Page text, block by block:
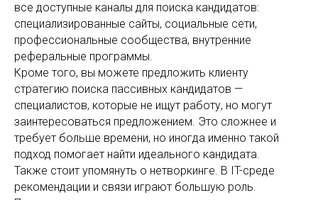
все доступные каналы для поиска кандидатов:
специализированные сайты, социальные сети,
профессиональные сообщества, внутренние
реферальные программы.
Кроме того, вы можете предложить клиенту
стратегию поиска пассивных кандидатов —
специалистов, которые не ищут работу, но могут
заинтересоваться предложением. Это сложнее и
требует больше времени, но иногда именно такой
подход помогает найти идеального кандидата.
Также стоит упомянуть о нетворкинге. В IT-среде
рекомендации и связи играют большую роль.